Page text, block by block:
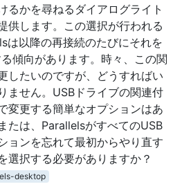
るかを尋ねるダイアログライト
供します。この選択が行われる
は以降の再接続のたびにそれを
傾向があります。時々、この関
したいのですが、どうすればい
ません。USBドライブの関連付
変更する簡単なオプションはあ
たは、ParallelsがすべてのUSB
ョンを忘れて最初からやり直す
選択する必要がありますか？
desktop